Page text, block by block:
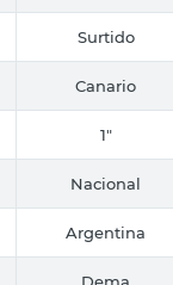
Surtido
Canario
1"
Nacional
Argentina
Dema